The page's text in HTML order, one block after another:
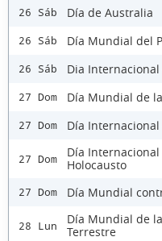
26 Sáb Día de Australia
26 Sáb Día Mundial del
26 Sáb Dia
27 Dom Día Mundial de
27 Dom Día
27 Dom
Día
Holocausto
27 Dom Día Mundial
28 Lun
Día Mundial de
Terrestre